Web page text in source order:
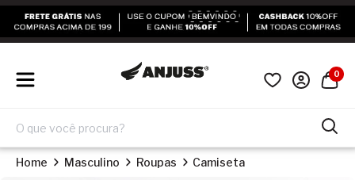
0
Home Masculino Roupas Camiseta